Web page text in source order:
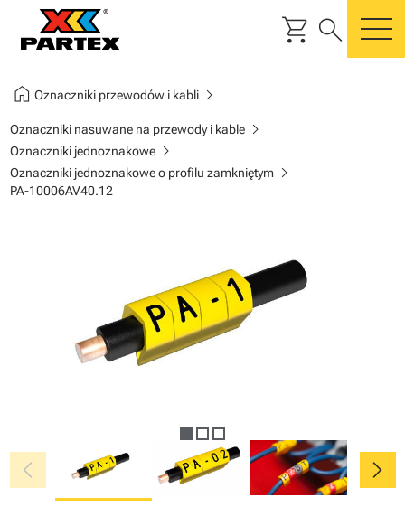
shopping_cart search
home Oznaczniki przewodów i kablichevron_right
Oznaczniki nasuwane na przewody i kablechevron_right
Oznaczniki jednoznakowechevron_right
Oznaczniki jednoznakowe o profilu zamkniętym chevron_right
PA-10006AV40.12
chevron_left chevron_right